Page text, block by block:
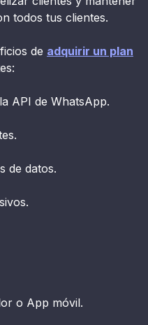
todos tus clientes.
de adquirir un plan
API de WhatsApp.
de datos.
o App móvil.